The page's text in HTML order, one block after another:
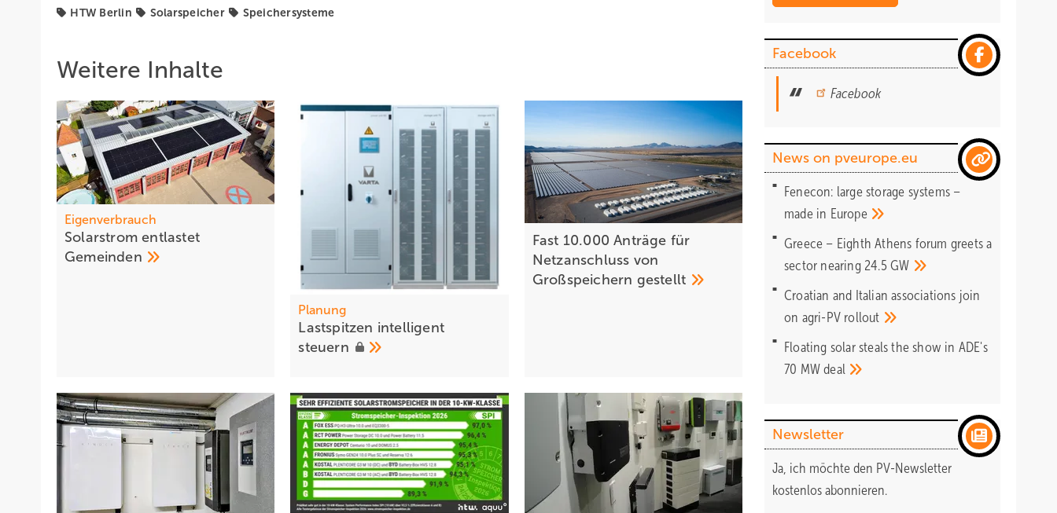
HTW Berlin Solarspeicher Speichersysteme
Weitere Inhalte
Eigenverbrauch
Solarstrom entlastet
Gemeinden
Planung
La stspit zen intelligent
steuern
Fast 10.000 Anträge für
Netzanschluss von
Großspeichern gestellt
Facebook
Facebook
News on pveurope.eu
Fenecon: large storage systems –
made in Europe
Greece – Eighth Athens forum greets a
sector nearing 24.5 GW
Croatian and Italian associations join
on agri-PV rollout
Floating solar steals the show in ADE's
70 MWdeal
Newsletter
Ja, ich möchte den PV-Newsletter
kostenlos abonnieren.